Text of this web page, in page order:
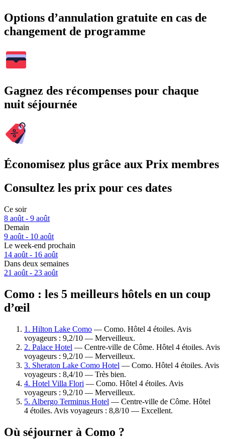
Options d’annulation gratuite en cas de
changement de programme
Gagnez des récompenses pour chaque
nuit séjournée
Économisez plus grâce aux Prix membres
Consultez les prix pour ces dates
Ce soir
8 août - 9 août
Demain
9 août - 10 août
Le week-end prochain
14 août - 16 août
Dans deux semaines
21 août - 23 août
Como : les 5 meilleurs hôtels en un coup
d’œil
1. Hilton Lake Como — Como. Hôtel 4 étoiles. Avis
voyageurs : 9,2/10 — Merveilleux.
2. Palace Hotel — Centre-ville de Côme. Hôtel 4 étoiles. Avis
voyageurs : 9,2/10 — Merveilleux.
3. Sheraton Lake Como Hotel — Como. Hôtel 4 étoiles. Avis
voyageurs : 8,4/10 — Très bien.
4. Hotel Villa Flori — Como. Hôtel 4 étoiles. Avis
voyageurs : 9,2/10 — Merveilleux.
5. Albergo Terminus Hotel — Centre-ville de Côme. Hôtel
4 étoiles. Avis voyageurs : 8,8/10 — Excellent.
Où séjourner à Como ?